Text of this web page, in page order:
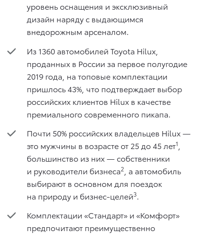
уровень оснащения и эксклюзивный
дизайн наряду с выдающимся
внедорожным арсеналом.
Из 1360 автомобилей Toyota Hilux,
проданных в России за первое полугодие
2019 года, на топовые комплектации
пришлось 43%, что подтверждает выбор
российских клиентов Hilux в качестве
премиального современного пикапа.
Почти 50% российских владельцев Hilux —
это мужчины в возрасте от 25 до 45 лет1
большинство из них — собственники
и руководители бизнеса2
, а автомобиль
выбирают в основном для поездок
на природу и бизнес-целей3.
Комплектации «Стандарт» и «Комфорт»
предпочитают преимущественно